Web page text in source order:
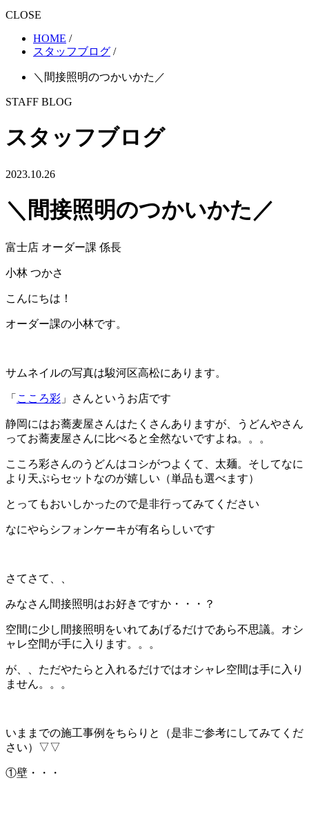
CLOSE
HOME /
スタッフブログ /
＼間接照明のつかいかた／
STAFF BLOG
スタッフブログ
2023.10.26
＼間接照明のつかいかた／
富士店 オーダー課 係長
小林 つかさ
こんにちは！
オーダー課の小林です。
サムネイルの写真は駿河区高松にあります。
「 こころ彩 」さんというお店です
静岡にはお蕎麦屋さんはたくさんありますが、うどんやさん
ってお蕎麦屋さんに比べると全然ないですよね。。。
こころ彩さんのうどんはコシがつよくて、太麺。そしてなに
より天ぷらセットなのが嬉しい（単品も選べます）
とってもおいしかったので是非行ってみてください
なにやらシフォンケーキが有名らしいです
さてさて、、
みなさん間接照明はお好きですか・・・？
空間に少し間接照明をいれてあげるだけであら不思議。オシ
ャレ空間が手に入ります。。。
が、、ただやたらと入れるだけではオシャレ空間は手に入り
ません。。。
いままでの施工事例をちらりと（是非ご参考にしてみてくだ
さい）▽▽
①壁・・・